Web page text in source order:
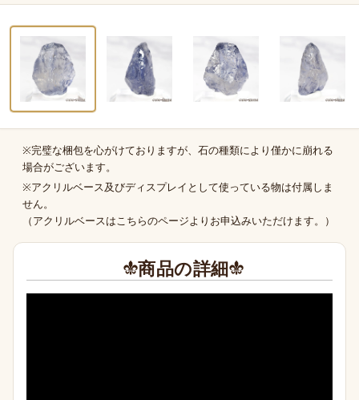
動画あり
商品の補足
※完璧な梱包を心がけておりますが、石の種類により僅かに崩れる
場合がございます。
※アクリルベース及びディスプレイとして使っている物は付属しま
せん。
（アクリルベースはこちらのページより お申込みいただけます。）
商品の詳細